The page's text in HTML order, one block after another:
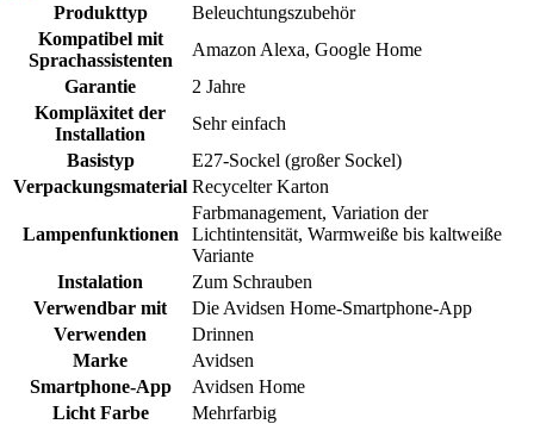
Produkttyp
Beleuchtungszubehör
Kompatibel mit
Sprachassistenten
Amazon Alexa, Google Home
Garantie
2 Jahre
Kompläxitet der
Installation
Sehr einfach
Basistyp
E27-Sockel (großer Sockel)
Verpackungsmaterial Recycelter Karton
Lampenfunktionen
Farbmanagement, Variation der
Lichtintensität, Warmweiße bis kaltweiße
Variante
Instalation
Zum Schrauben
Verwendbar mit
Die Avidsen Home-Smartphone-App
Verwenden
Drinnen
Marke
Avidsen
Smartphone-App
Avidsen Home
Licht Farbe
Mehrfarbig